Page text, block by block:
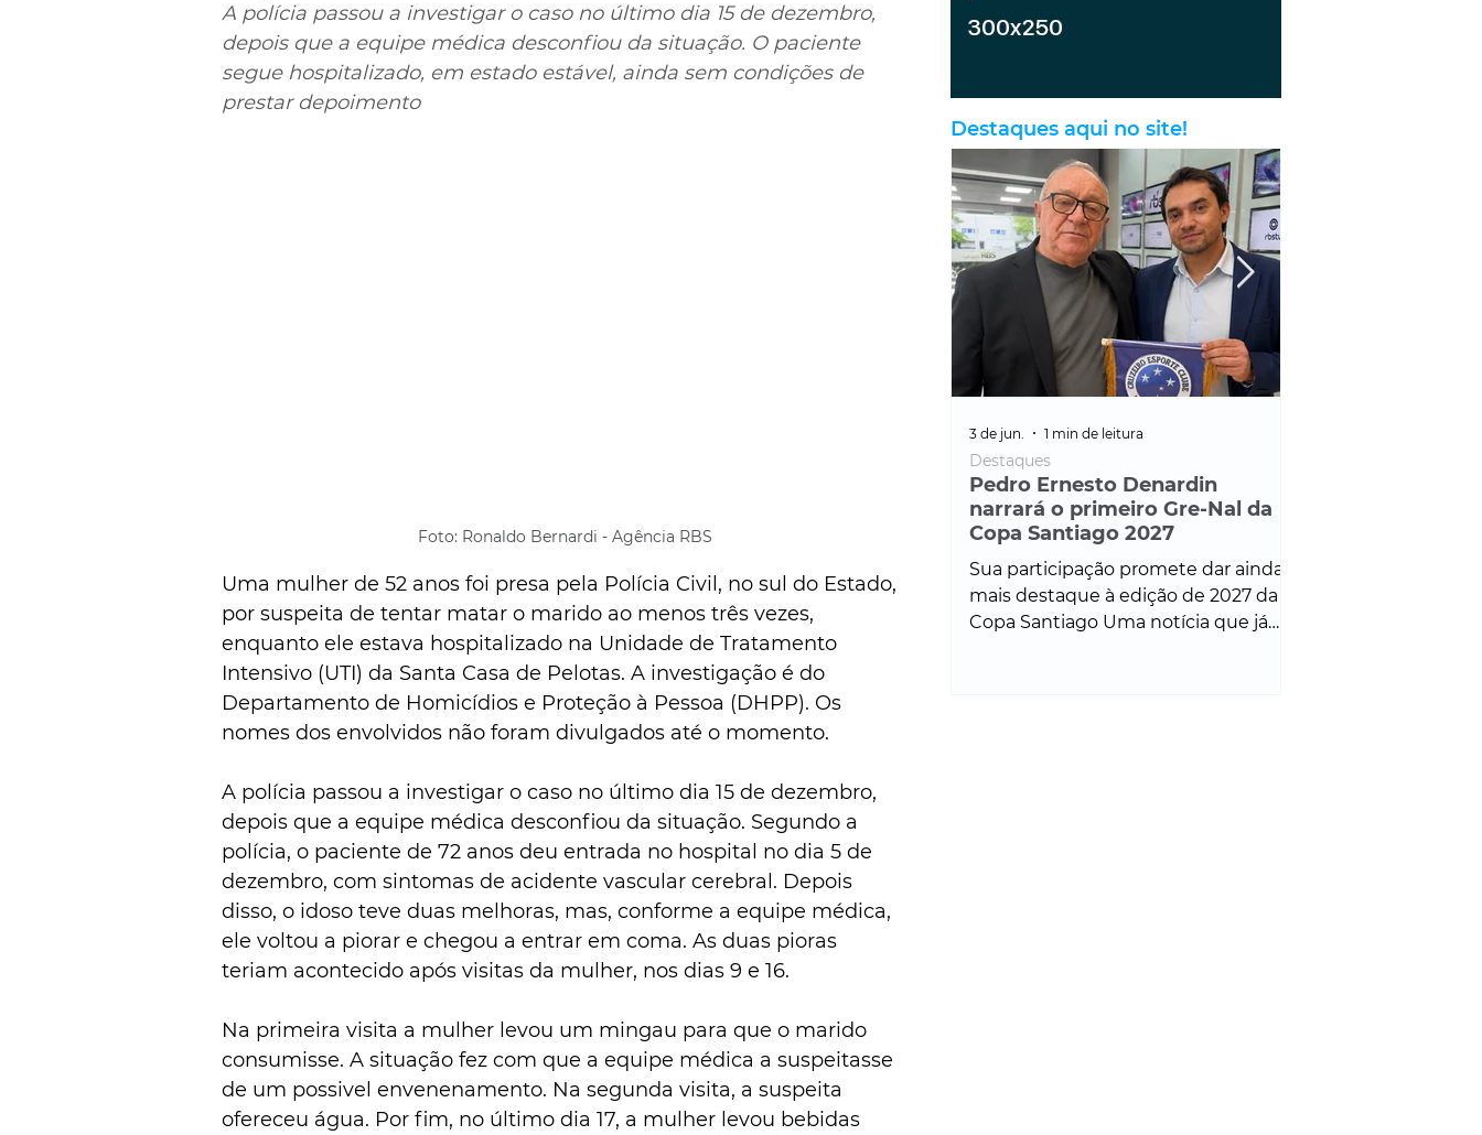
A polícia passou a investigar o caso no último dia 15 de dezembro,
depois que a equipe médica desconfiou da situação. O paciente
segue hospitalizado, em estado estável, ainda sem condições de
prestar depoimento
Foto: Ronaldo Bernardi - Agência RBS
Uma mulher de 52 anos foi presa pela Polícia Civil, no sul do Estado,
por suspeita de tentar matar o marido ao menos três vezes,
enquanto ele estava hospitalizado na Unidade de Tratamento
Intensivo (UTI) da Santa Casa de Pelotas. A investigação é do
Departamento de Homicídios e Proteção à Pessoa (DHPP). Os
nomes dos envolvidos não foram divulgados até o momento.
A polícia passou a investigar o caso no último dia 15 de dezembro,
depois que a equipe médica desconfiou da situação. Segundo a
polícia, o paciente de 72 anos deu entrada no hospital no dia 5 de
dezembro, com sintomas de acidente vascular cerebral. Depois
disso, o idoso teve duas melhoras, mas, conforme a equipe médica,
ele voltou a piorar e chegou a entrar em coma. As duas pioras
teriam acontecido após visitas da mulher, nos dias 9 e 16.
Na primeira visita a mulher levou um mingau para que o marido
consumisse. A situação fez com que a equipe médica a suspeitasse
de um possivel envenenamento. Na segunda visita, a suspeita
ofereceu água. Por fim, no último dia 17, a mulher levou bebidas
Destaques aqui no site!
Pedro Ernesto Denardin
narrará o primeiro Gre-Nal da
Copa Santiago 2027
Sua participação promete dar ainda
mais destaque à edição de 2027 da
Copa Santiago Uma notícia que já
Destaques
3 de jun. 1 min de leitura